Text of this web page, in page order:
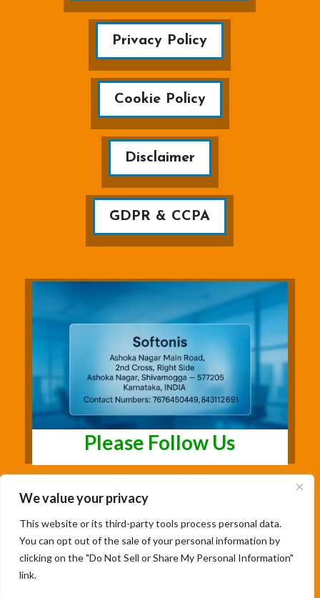
We value your privacy
This website or its third-party tools process personal data.
You can opt out of the sale of your personal information by
clicking on the "Do Not Sell or Share My Personal Information"
link.
Privacy Policy
Cookie Policy
Disclaimer
GDPR & CCPA
Please Follow Us